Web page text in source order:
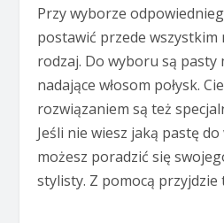
Przy wyborze
postawić przede wszystkim
rodzaj. Do wyboru są pasty
nadające włosom połysk.
rozwiązaniem są też
Jeśli nie wiesz jaką pastę do
możesz poradzić się
stylisty. Z pomocą